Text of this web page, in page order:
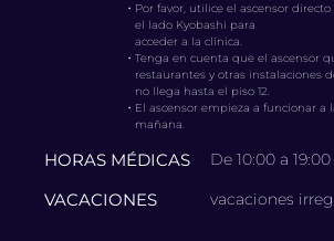
・ Por favor, utilice el ascensor
el lado Kyobashi para
acceder a la clínica.
・Tenga en cuenta que el ascensor
restaurantes y otras instalaciones
no llega hasta el piso 12.
・ El ascensor empieza a funcionar a
mañana.
HORAS MÉDICAS De 10:00 a 19:00
VACACIONES vacaciones